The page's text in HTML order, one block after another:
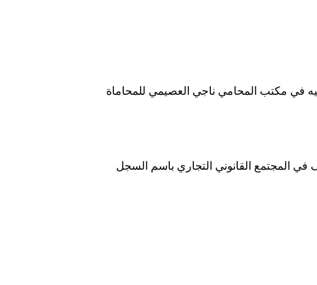
مكتب المحامي ناجي العصيمي للمحاماة
المجتمع القانوني التجاري باسم السجل